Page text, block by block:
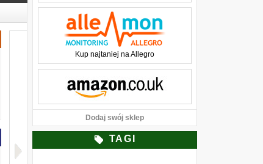
Kup najtaniej na Allegro
Dodaj swój sklep
TAGI